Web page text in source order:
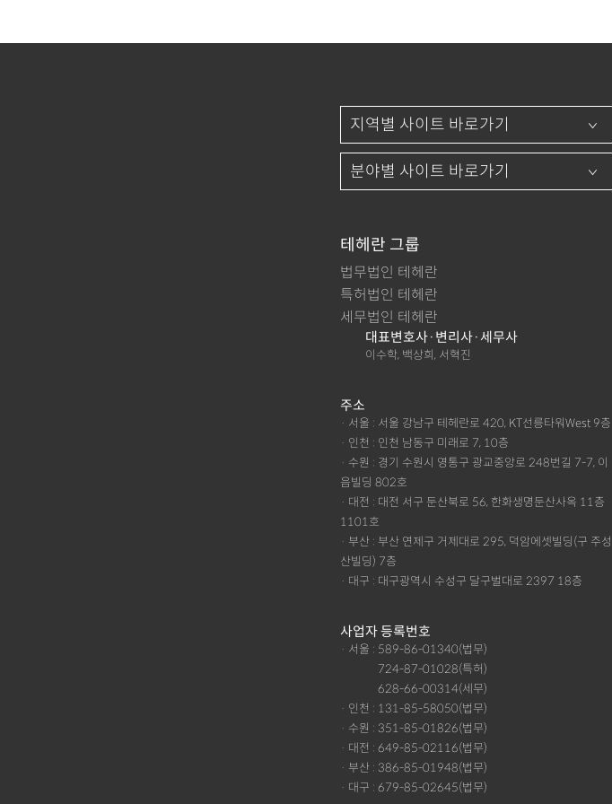
테헤란 그룹
법무법인 테헤란
특허법인 테헤란
세무법인 테헤란
대표변호사·변리사·세무사
이수학, 백상희, 서혁진
주소
· 서울 : 서울 강남구 테헤란로 420, KT선릉타워West 9층
· 인천 : 인천 남동구 미래로 7, 10층
· 수원 : 경기 수원시 영통구 광교중앙로 248번길 7-7, 이
음빌딩 802호
· 대전 : 대전 서구 둔산북로 56, 한화생명둔산사옥 11층
1101호
· 부산 : 부산 연제구 거제대로 295, 덕암에셋빌딩(구 주성
산빌딩) 7층
· 대구 : 대구광역시 수성구 달구벌대로 2397 18층
사업자 등록번호
· 서울 : 589-86-01340(법무)
724-87-01028(특허)
628-66-00314(세무)
· 인천 : 131-85-58050(법무)
· 수원 : 351-85-01826(법무)
· 대전 : 649-85-02116(법무)
· 부산 : 386-85-01948(법무)
· 대구 : 679-85-02645(법무)